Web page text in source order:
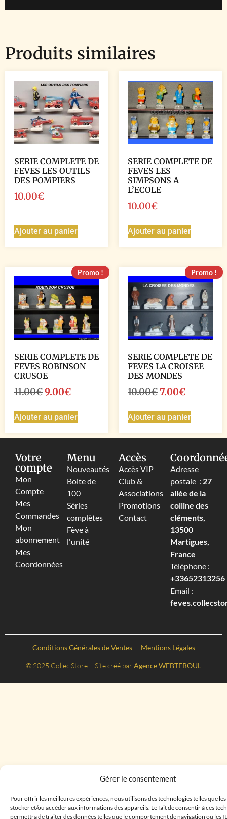
Gérer le consentement
Pour offrir les meilleures expériences, nous utilisons des technologies telles que
stocker et/ou accéder aux informations des appareils. Le fait de consentir à ces
permettra de traiter des données telles que le comportement de navigation ou les
Produits similaires
SERIE COMPLETE DE
FEVES LES OUTILS
DES POMPIERS
10.00€
Ajouter au panier
SERIE COMPLETE DE
FEVES LES
SIMPSONS A
L’ECOLE
10.00€
Ajouter au panier
Promo !
SERIE COMPLETE DE
FEVES ROBINSON
CRUSOE
11.00€9.00€
Ajouter au panier
Promo !
SERIE COMPLETE DE
FEVES LA CROISEE
DES MONDES
10.00€7.00€
Ajouter au panier
Votre
compte
Mon
Compte
Mes
Commandes
Mon
abonnement
Mes
Coordonnées
Menu
Nouveautés
Boite de
100
Séries
complètes
Fève à
l'unité
Accès
Accès VIP
Club &
Associations
Promotions
Contact
Adresse
postale : 27
allée de la
colline des
cléments,
13500
Martigues,
France
Téléphone :
+33652313256‬
Email :
Conditions Générales de Ventes – Mentions Légales
© 2025 Collec Store – Site créé par Agence WEBTEBOUL